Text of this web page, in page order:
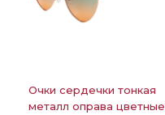
Очки сердечки тонкая
металл оправа цветные